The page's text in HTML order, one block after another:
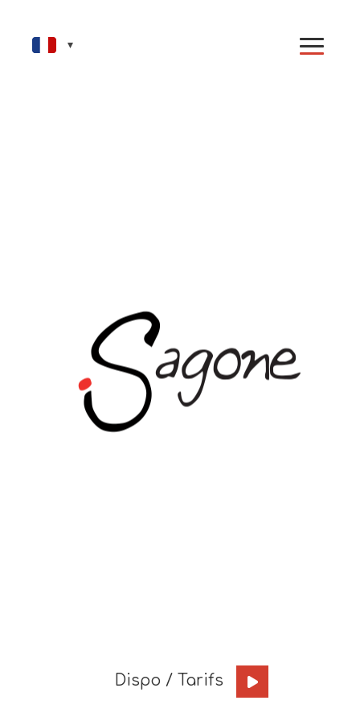
Dispo / Tarifs